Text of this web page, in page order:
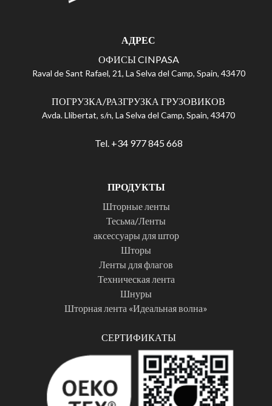
АДРЕС
ОФИСЫ CINPASA
Raval de Sant Rafael, 21, La Selva del Camp, Spain, 43470
ПОГРУЗКА/РАЗГРУЗКА ГРУЗОВИКОВ
Avda. Llibertat, s/n, La Selva del Camp, Spain, 43470
Tel. +34 977 845 668
ПРОДУКТЫ
Шторные ленты
Тесьма/Ленты
аксессуары для штор
Шторы
Ленты для флагов
Техническая лента
Шнуры
Шторная лента «Идеальная волна»
СЕРТИФИКАТЫ